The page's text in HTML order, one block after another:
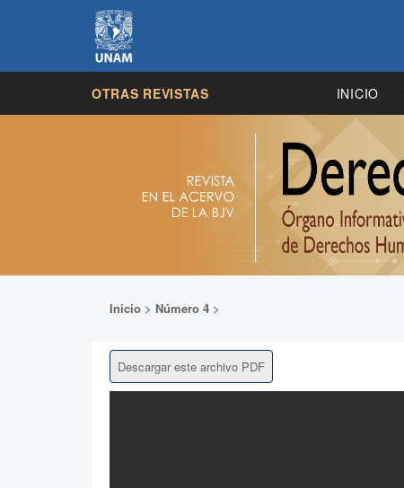
OTRAS REVISTAS INICIO
Inicio > Número 4 >
Descargar este archivo PDF